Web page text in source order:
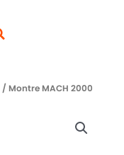
/ Montre MACH 2000